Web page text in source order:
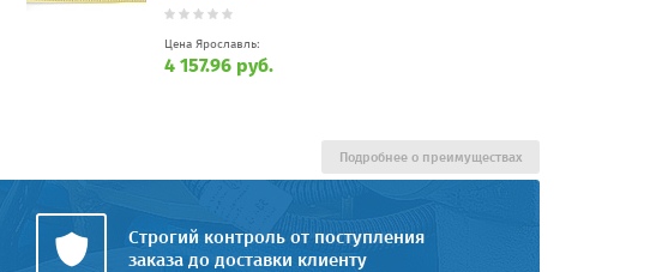
Цена Ярославль:
4 157.96 руб.
Строгий контроль от поступления
заказа до доставки клиенту
Подробнее о преимуществах